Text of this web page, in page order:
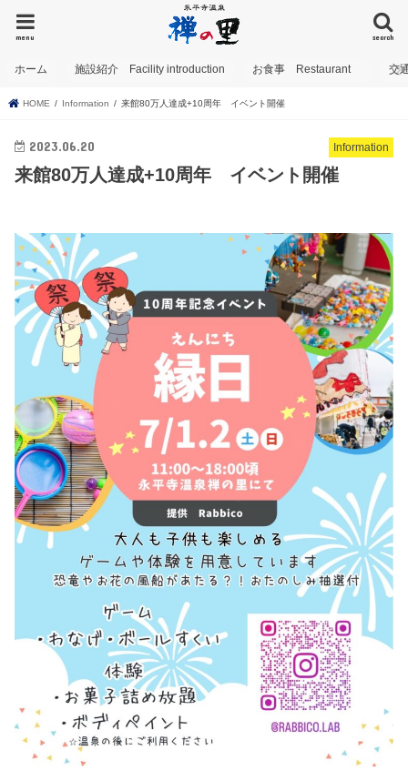
search
menu
ホーム 施設紹介 Facility introduction お食事 Restaurant 交
HOME Information 来館80万人達成+10周年 イベント開催
Information
2023.06.20
来館80万人達成+10周年 イベント開催